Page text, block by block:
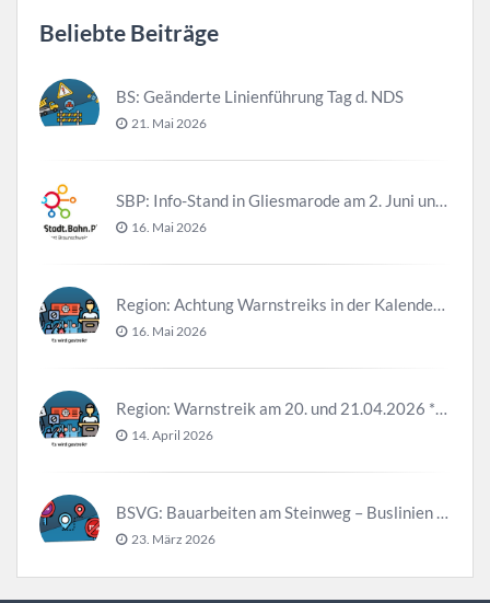
Beliebte Beiträge
BS: Geänderte Linienführung Tag d. NDS
21. Mai 2026
16. Mai 2026
16. Mai 2026
14. April 2026
23. März 2026